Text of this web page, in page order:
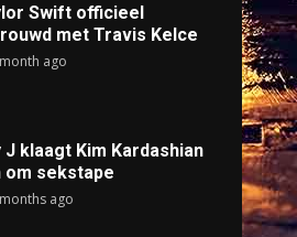
Swift officieel
met Travis Kelce
ago
J klaagt Kim Kardashian
om sekstape
ago